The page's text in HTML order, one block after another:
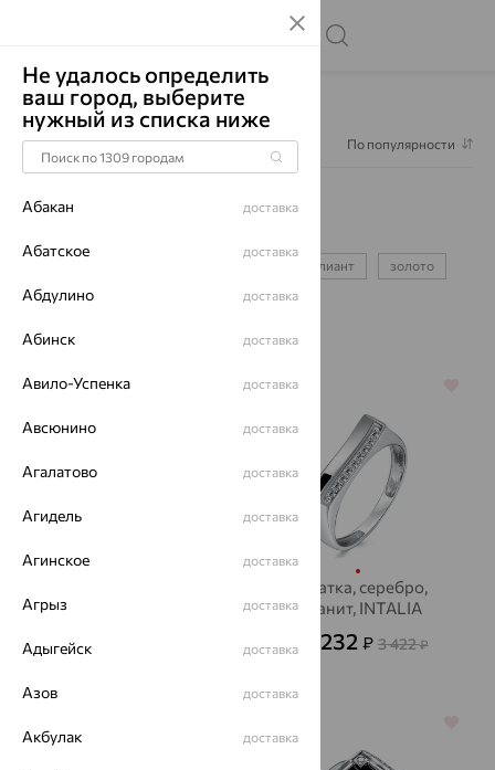
Главная Каталог Для мужчин
Фильтр 1 По популярности
бриллиант золото
серебро
64%
фианит, АВРОРА
от 1 707
64%
Печатка, серебро,
фианит, INTALIA
от 1 232 ₽ 3 422₽
Не удалось определить
ваш город, выберите
нужный из списка ниже
Абакан доставка
Абатское доставка
Абдулино доставка
Абинск доставка
Авило-Успенка доставка
Авсюнино доставка
Агалатово доставка
Агидель доставка
Агинское доставка
Агрыз доставка
Адыгейск доставка
Азов доставка
Акбулак доставка